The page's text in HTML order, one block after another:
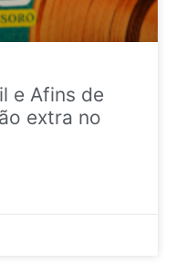
e Afins de
extra no